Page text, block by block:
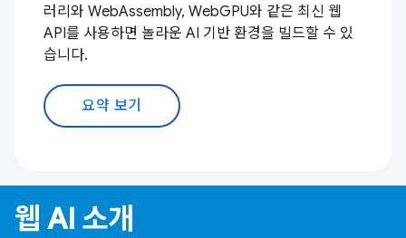
러리와 WebAssembly, WebGPU와 같은 최신 웹
API를 사용하면 놀라운 AI 기반 환경을 빌드할 수 있
습니다.
요약 보기
웹 AI 소개